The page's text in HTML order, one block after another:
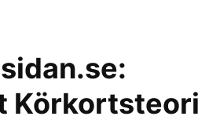
Körkortsteori